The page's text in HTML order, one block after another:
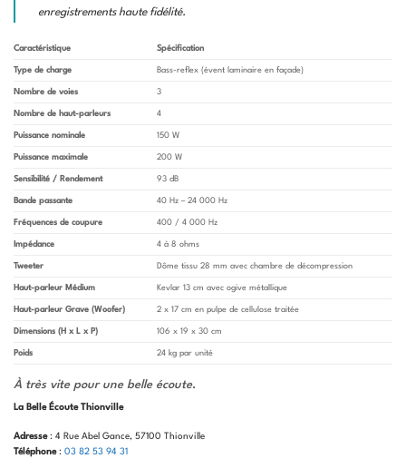
enregistrements haute fidélité.
Caractéristique Spécification
Type de charge Bass-reflex (évent laminaire en façade)
Nombre de voies 3
Nombre de haut-parleurs 4
Puissance nominale 150 W
Puissance maximale 200 W
Sensibilité / Rendement 93 dB
Bande passante 40 Hz – 24 000 Hz
Fréquences de coupure 400 / 4 000 Hz
Impédance 4 à 8 ohms
Tweeter Dôme tissu 28 mm avec chambre de décompression
Haut-parleur Médium Kevlar 13 cm avec ogive métallique
Haut-parleur Grave (Woofer) 2 x 17 cm en pulpe de cellulose traitée
Dimensions (H x L x P) 106 x 19 x 30 cm
Poids 24 kg par unité
À très vite pour une belle écoute.
La Belle Écoute Thionville
Adresse: 4 Rue Abel Gance, 57100 Thionville
Téléphone: 03 82 53 94 31